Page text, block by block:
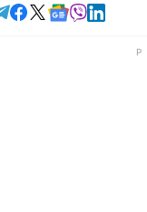
Читайте в Telegram
Читайте в
Читайте в X
Читайте в
Читайте